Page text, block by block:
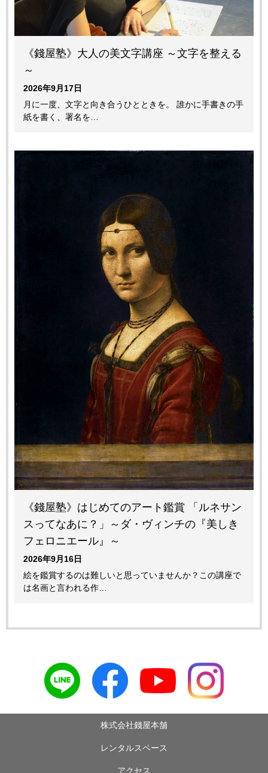
《錢屋塾》大人の美文字講座 ～文字を整える
～
2026年9月17日
月に一度、文字と向き合うひとときを。 誰かに手書きの手
紙を書く、署名を…
《錢屋塾》はじめてのアート鑑賞 「ルネサン
スってなあに？」～ダ・ヴィンチの『美しき
フェロニエール』～
2026年9月16日
絵を鑑賞するのは難しいと思っていませんか？この講座で
は名画と言われる作…
株式会社錢屋本舗
レンタルスペース
アクセス